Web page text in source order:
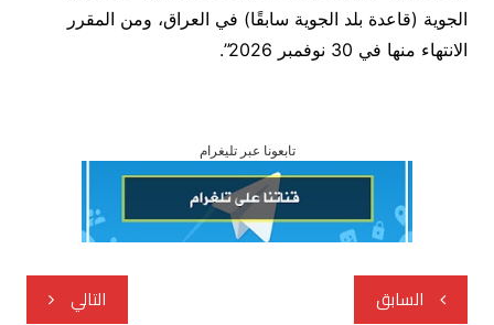
الجوية (قاعدة بلد الجوية سابقًا) في العراق، ومن المقرر
الانتهاء منها في 30 نوفمبر 2026”.
تابعونا عبر تليغرام
تصفّحالسابق التالي